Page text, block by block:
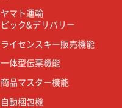
ヤマト運輸
ピック&デリバリー
ライセンスキー販売機能
一体型伝票機能
商品マスター機能
自動梱包機